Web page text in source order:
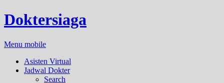
Doktersiaga
Menu mobile
Asisten Virtual
Jadwal Dokter
Search